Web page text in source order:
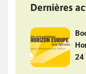
Dernières
24